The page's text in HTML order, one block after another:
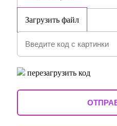
Загрузить файл
перезагрузить код